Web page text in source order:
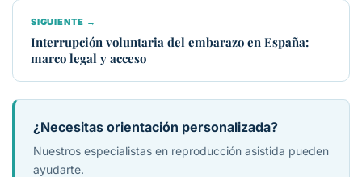
SIGUIENTE →
Interrupción voluntaria del embarazo en España:
marco legal y acceso
¿Necesitas orientación personalizada?
Nuestros especialistas en reproducción asistida pueden
ayudarte.